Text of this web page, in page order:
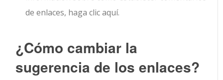
de enlaces, haga clic aquí.
¿Cómo cambiar la
sugerencia de los enlaces?